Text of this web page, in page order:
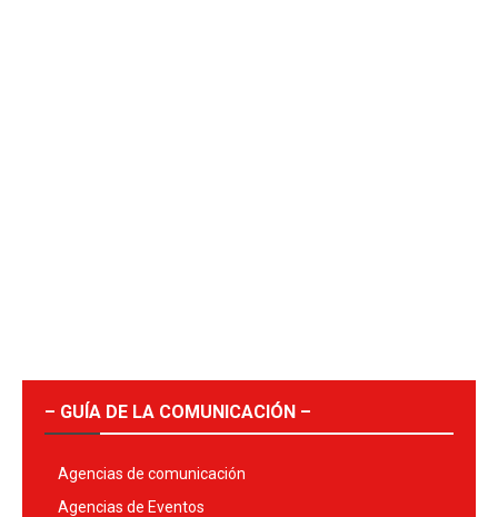
– GUÍA DE LA COMUNICACIÓN –
Agencias de comunicación
Agencias de Eventos